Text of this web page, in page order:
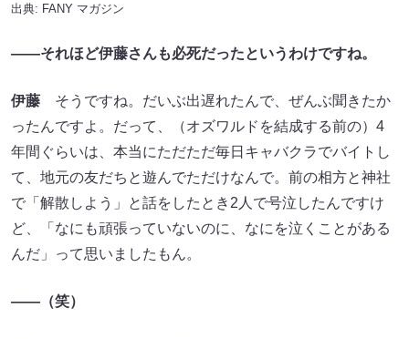
出典: FANY マガジン
――それほど伊藤さんも必死だったというわけですね。
伊藤 そうですね。だいぶ出遅れたんで、ぜんぶ聞きたか
ったんですよ。だって、（オズワルドを結成する前の）4
年間ぐらいは、本当にただただ毎日キャバクラでバイトし
て、地元の友だちと遊んでただけなんで。前の相方と神社
で「解散しよう」と話をしたとき2人で号泣したんですけ
ど、「なにも頑張っていないのに、なにを泣くことがある
んだ」って思いましたもん。
――（笑）